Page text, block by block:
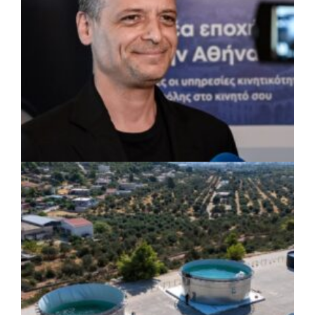
ΡΕΠΟΡΤΑΖ | 07/08/2026 · 17:27
Ο Δούκας για έργα, καθαριότητα και τη
μάχη των επόμενων εκλογών: «Η καλύτερη
μου να κατέβει ο Μπακογιάννης»